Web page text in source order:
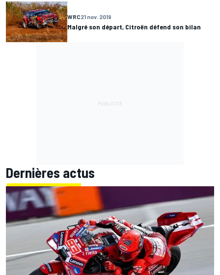
WRC21 nov. 2019
Malgré son départ, Citroën défend son bilan
Dernières actus